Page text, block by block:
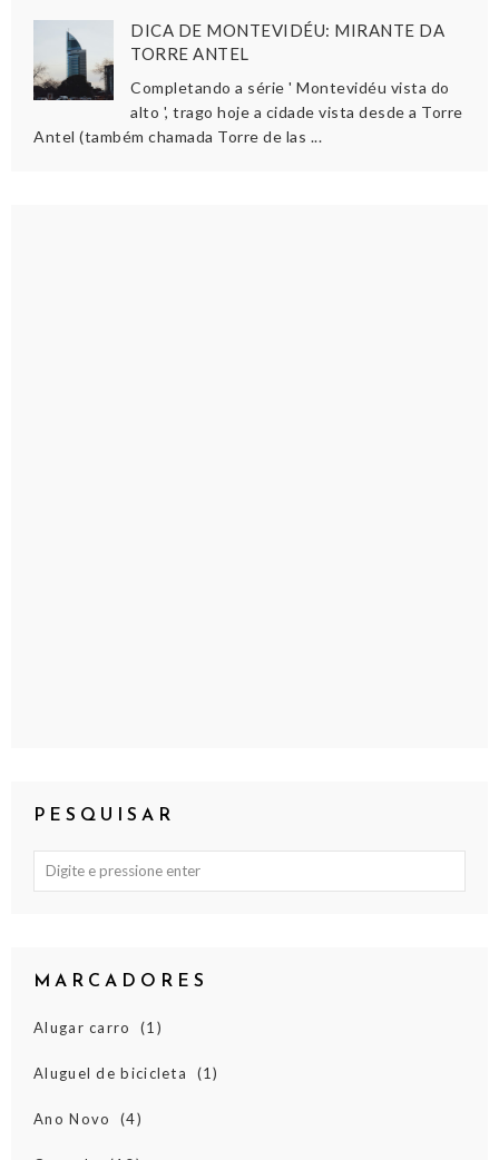
DICA DE MONTEVIDÉU: MIRANTE DA
TORRE ANTEL
Completando a série ' Montevidéu vista do
alto ', trago hoje a cidade vista desde a Torre
Antel (também chamada Torre de las ...
PESQUISAR
MARCADORES
Alugar carro (1)
Aluguel de bicicleta (1)
Ano Novo (4)